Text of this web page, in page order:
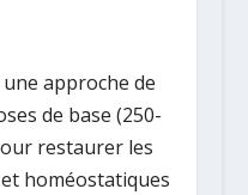
approche de
de base (250-
restaurer les
homéostatiques